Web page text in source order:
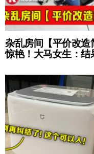
杂乱房间【平价改
惊艳！大马女生：结